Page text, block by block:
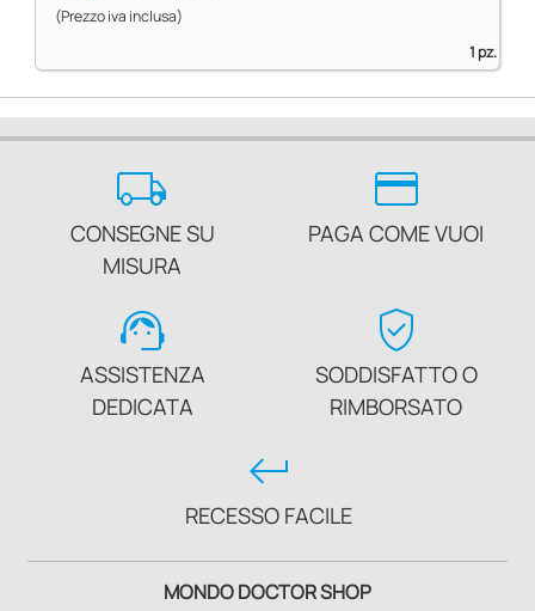
(Prezzo iva inclusa)
1 pz.
local_shipping
CONSEGNE SU
MISURA
credit_card
PAGA COME VUOI
support_agent
ASSISTENZA
DEDICATA
verified_user
SODDISFATTO O
RIMBORSATO
keyboard_return
RECESSO FACILE
MONDO DOCTOR SHOP